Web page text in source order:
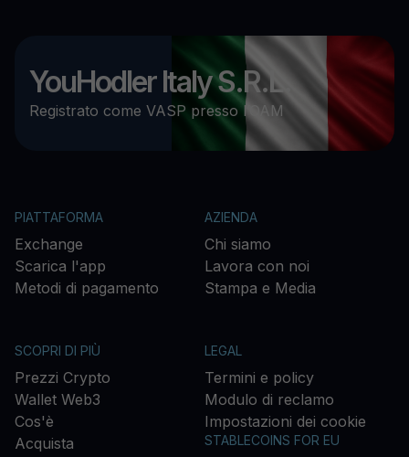
YouHodler Italy S.R.L.
Registrato come VASP presso l’OAM
PIATTAFORMA
Exchange
Scarica l'app
Metodi di pagamento
AZIENDA
Chi siamo
Lavora con noi
Stampa e Media
SCOPRI DI PIÙ
Prezzi Crypto
Wallet Web3
Cos'è
Acquista
LEGAL
Termini e policy
Modulo di reclamo
Impostazioni dei cookie
STABLECOINS FOR EU